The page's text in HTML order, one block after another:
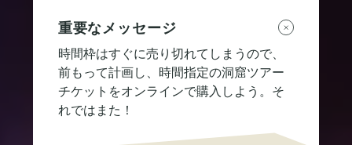
重要なメッセージ
時間枠はすぐに売り切れてしまうので、
前もって計画し、時間指定の洞窟ツアー
チケットをオンラインで購入しよう。そ
れではまた！